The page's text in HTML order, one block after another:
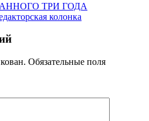
ТРИ ГОДА
колонка
Обязательные поля